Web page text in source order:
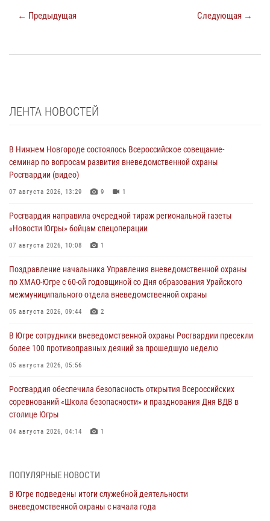
← Предыдущая Следующая →
ЛЕНТА НОВОСТЕЙ
В Нижнем Новгороде состоялось Всероссийское совещание-
семинар по вопросам развития вневедомственной охраны
Росгвардии (видео)
07 августа 2026, 13:29 9 1
Росгвардия направила очередной тираж региональной газеты
«Новости Югры» бойцам спецоперации
07 августа 2026, 10:08 1
Поздравление начальника Управления вневедомственной охраны
по ХМАО-Югре с 60-ой годовщиной со Дня образования Урайского
межмуниципального отдела вневедомственной охраны
05 августа 2026, 09:44 2
В Югре сотрудники вневедомственной охраны Росгвардии пресекли
более 100 противоправных деяний за прошедшую неделю
05 августа 2026, 05:56
Росгвардия обеспечила безопасность открытия Всероссийских
соревнований «Школа безопасности» и празднования Дня ВДВ в
столице Югры
04 августа 2026, 04:14 1
За минувшую неделю сотрудники Росгвардии пресекли более 100
ПОПУЛЯРНЫЕ НОВОСТИ
В Югре подведены итоги служебной деятельности
вневедомственной охраны с начала года